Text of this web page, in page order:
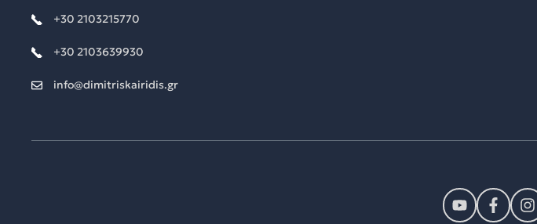
+30 2103215770
+30 2103639930
info@dimitriskairidis.gr